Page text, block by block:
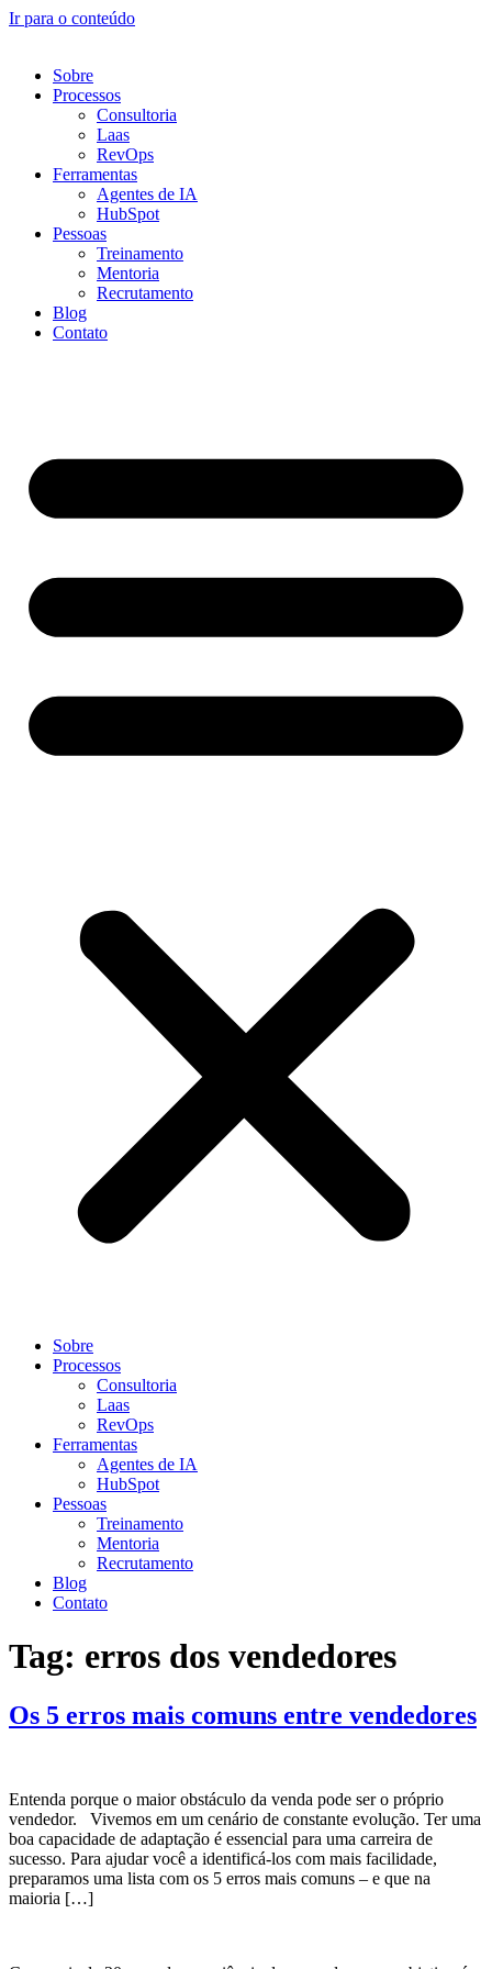
Ir para o conteúdo
Sobre
Processos
Consultoria
Laas
RevOps
Ferramentas
Agentes de IA
HubSpot
Pessoas
Treinamento
Mentoria
Recrutamento
Blog
Contato
Sobre
Processos
Consultoria
Laas
RevOps
Ferramentas
Agentes de IA
HubSpot
Pessoas
Treinamento
Mentoria
Recrutamento
Blog
Contato
Tag: erros dos vendedores
Os 5 erros mais comuns entre vendedores
Entenda porque o maior obstáculo da venda pode ser o próprio
vendedor. Vivemos em um cenário de constante evolução. Ter uma
boa capacidade de adaptação é essencial para uma carreira de
sucesso. Para ajudar você a identificá-los com mais facilidade,
preparamos uma lista com os 5 erros mais comuns – e que na
maioria […]